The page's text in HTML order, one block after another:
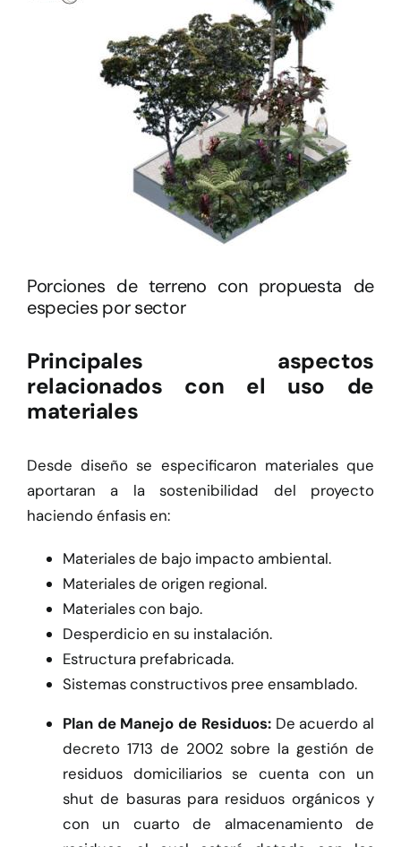
Porciones de terreno con propuesta de
especies por sector
Principales aspectos
relacionados con el uso de
materiales
Desde diseño se especificaron materiales que
aportaran a la sostenibilidad del proyecto
haciendo énfasis en:
Materiales de bajo impacto ambiental.
Materiales de origen regional.
Materiales con bajo.
Desperdicio en su instalación.
Estructura prefabricada.
Sistemas constructivos pree ensamblado.
Plan de Manejo de Residuos:De acuerdo al
decreto 1713 de 2002 sobre la gestión de
residuos domiciliarios se cuenta con un
shut de basuras para residuos orgánicos y
con un cuarto de almacenamiento de